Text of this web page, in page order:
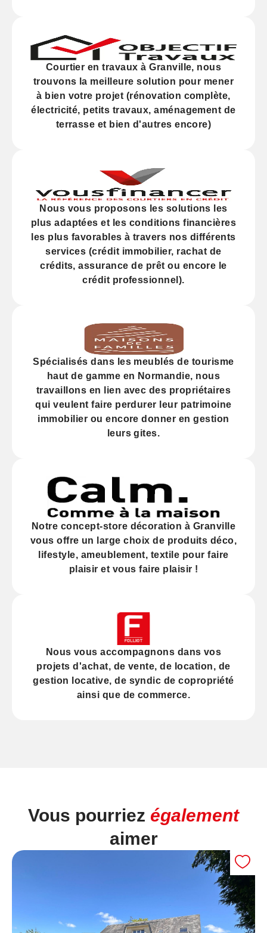
Courtier en travaux à Granville, nous
trouvons la meilleure solution pour mener
à bien votre projet (rénovation complète,
électricité, petits travaux, aménagement de
terrasse et bien d'autres encore)
Nous vous proposons les solutions les
plus adaptées et les conditions financières
les plus favorables à travers nos différents
services (crédit immobilier, rachat de
crédits,assurance de prêt ou encore le
crédit professionnel).
Spécialisés dans les meublés de tourisme
haut de gamme en Normandie, nous
travaillons en lien avec des propriétaires
qui veulent faire perdurer leur patrimoine
immobilier ou encore donner en gestion
leurs gites.
Notre concept-store décoration à Granville
vous offre un large choix de produits déco,
lifestyle, ameublement, textile pour faire
plaisir et vous faire plaisir !
Nous vous accompagnons dans vos
projets d'achat, devente, de location, de
gestion locative, de syndic de copropriété
ainsi que de commerce.
Vous pourriez également
aimer